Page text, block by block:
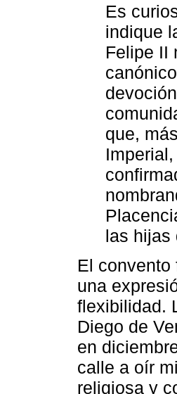
Es
indique
Felipe II
que,
las hijas
El convento
una
flexibilidad.
Diego de
en
calle a oír
religiosa y